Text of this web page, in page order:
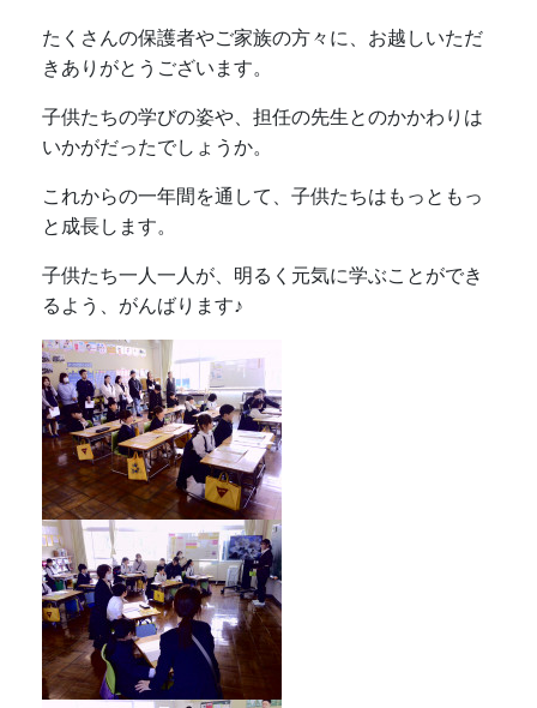
たくさんの保護者やご家族の方々に、お越しいただ
きありがとうございます。
子供たちの学びの姿や、担任の先生とのかかわりは
いかがだったでしょうか。
これからの一年間を通して、子供たちはもっともっ
と成長します。
子供たち一人一人が、明るく元気に学ぶことができ
るよう、がんばります♪